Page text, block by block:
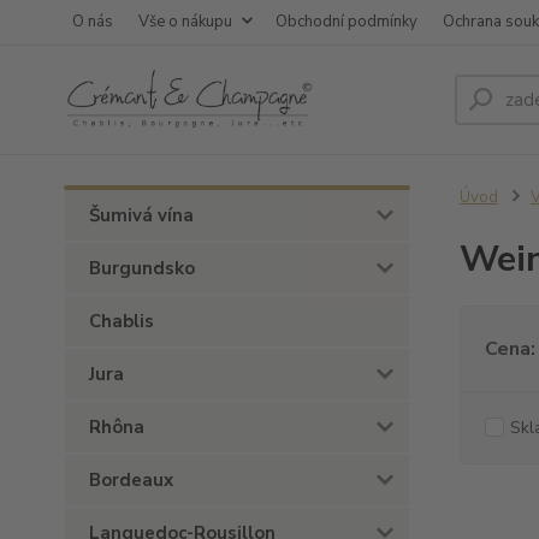
O nás Vše o nákupu Obchodní podmínky Ochrana
Šumivá vína
Burgundsko
Chablis
Jura
Rhôna
Bordeaux
Languedoc-Rousillon
Úvod
Cena: